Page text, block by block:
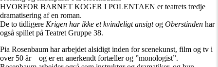
HVORFOR BARNET KOGER I POLENTAEN er teatrets tredje
dramatisering af en roman.
De to tidligere Krigen har ikke et kvindeligt ansigtog Oberstinden har
også spillet på Teatret Gruppe 38.
Pia Rosenbaum har arbejdet alsidigt inden for scenekunst, film og tv i
over 50 år – og er en anerkendt fortæller og ”monologist”.